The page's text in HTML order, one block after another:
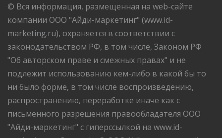
© Вся информация, размещенная на web-сайте
компании ООО "Айди-маркетинг" (www.id-
marketing.ru), охраняется в соответствии с
законодательством РФ, в том числе, Законом РФ
"Об авторском праве и смежных правах" и не
подлежит использованию кем-либо в какой бы то
ни было форме, в том числе воспроизведению,
распространению, переработке иначе как с
письменного разрешения правообладателя ООО
"Айди-маркетинг" с гиперссылкой на www.id-